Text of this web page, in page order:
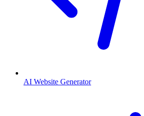
AI Website Generator